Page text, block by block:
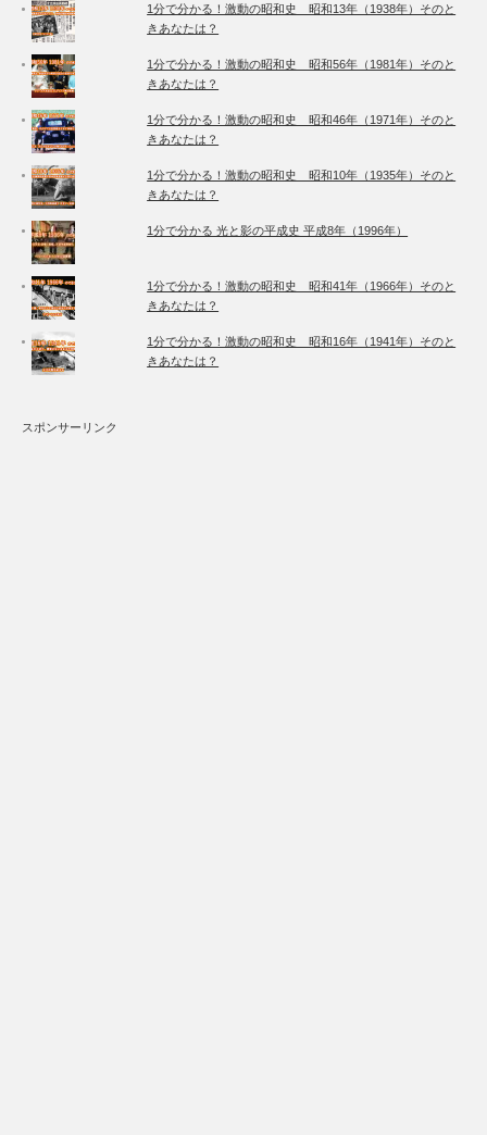
1分で分かる！激動の昭和史 昭和13年（1938年）そのと
きあなたは？
1分で分かる！激動の昭和史 昭和56年（1981年）そのと
きあなたは？
1分で分かる！激動の昭和史 昭和46年（1971年）そのと
きあなたは？
1分で分かる！激動の昭和史 昭和10年（1935年）そのと
きあなたは？
1分で分かる 光と影の平成史 平成8年（1996年）
1分で分かる！激動の昭和史 昭和41年（1966年）そのと
きあなたは？
1分で分かる！激動の昭和史 昭和16年（1941年）そのと
きあなたは？
スポンサーリンク